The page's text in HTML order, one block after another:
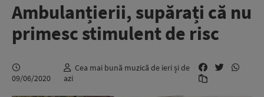
Ambulanțierii, supărați că nu
primesc stimulent de risc
09/06/2020
Cea mai bună muzică de ieri și de
azi